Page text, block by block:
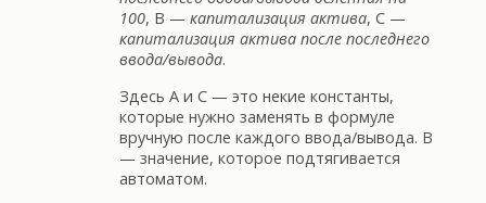
100, B — капитализация актива, С —
капитализация актива после последнего
ввода/вывода.
Здесь A и С — это некие константы,
которые нужно заменять в формуле
вручную после каждого ввода/вывода. B
— значение, которое подтягивается
автоматом.